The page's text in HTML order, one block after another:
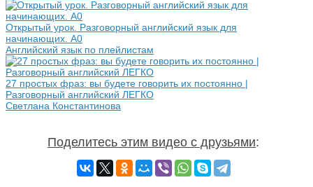
Открытый урок. Разговорный английский язык для
начинающих. А0
Английский язык по плейлистам
27 простых фраз: вы будете говорить их постоянно |
Разговорный английский ЛЕГКО
Светлана Константинова
Поделитесь этим видео с друзьями: